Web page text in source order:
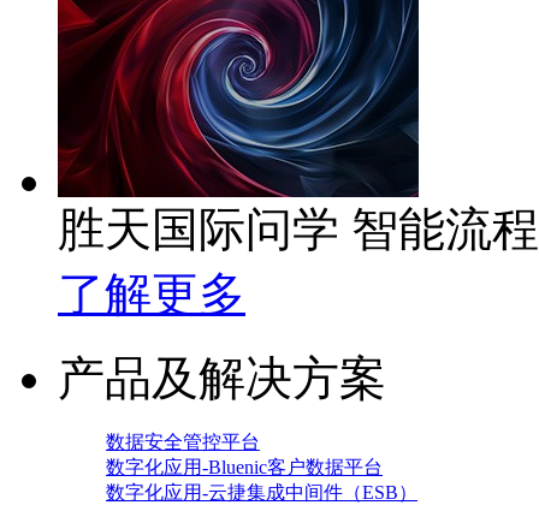
胜天国际问学 智能流
了解更多
产品及解决方案
数据安全管控平台
数字化应用-Bluenic客户数据平台
数字化应用-云捷集成中间件（ESB）